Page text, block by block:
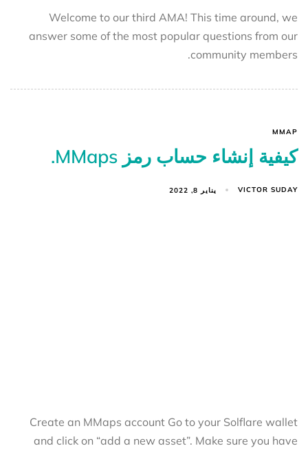
Welcome to our third AMA! This time around, we
answer some of the most popular questions from our
community members.
MMAP
كيفية إنشاء حساب رمز MMaps.
VICTOR SUDAY يناير 8, 2022
Create an MMaps account Go to your Solflare wallet
and click on “add a new asset”. Make sure you have